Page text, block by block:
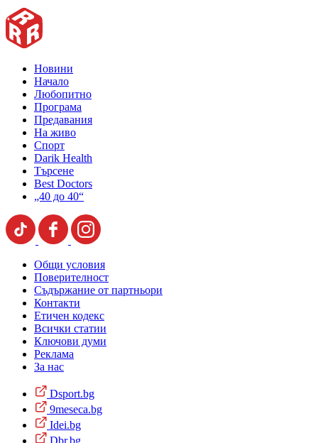
Новини
Начало
Любопитно
Програма
Предавания
На живо
Спорт
Darik Health
Търсене
Best Doctors
„40 до 40“
Общи условия
Поверителност
Съдържание от партньори
Контакти
Етичен кодекс
Всички статии
Ключови думи
Реклама
За нас
Dsport.bg
9meseca.bg
Idei.bg